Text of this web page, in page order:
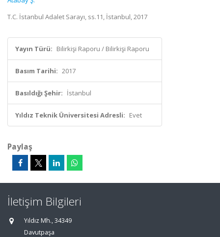
T.C. İstanbul Adalet Sarayı, ss.11, İstanbul, 2017
Yayın Türü: Bilirkişi Raporu / Bilirkişi Raporu
Basım Tarihi: 2017
Basıldığı Şehir: İstanbul
Yıldız Teknik Üniversitesi Adresli: Evet
Paylaş
İletişim Bilgileri
Yıldız Mh., 34349
Davutpaşa